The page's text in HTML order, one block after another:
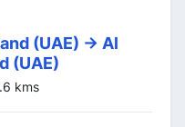
(UAE) -> Al
(UAE)
kms